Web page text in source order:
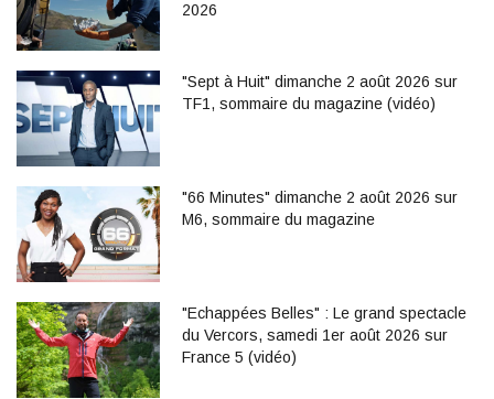
2026
"Sept à Huit" dimanche 2 août 2026 sur
TF1, sommaire du magazine (vidéo)
"66 Minutes" dimanche 2 août 2026 sur
M6, sommaire du magazine
"Echappées Belles" : Le grand spectacle
du Vercors, samedi 1er août 2026 sur
France 5 (vidéo)